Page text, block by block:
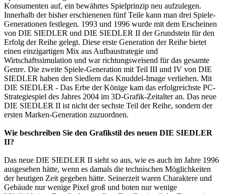
Konsumenten auf, ein bewährtes Spielprinzip neu aufzulegen.
Innerhalb der bisher erschienenen fünf Teile kann man drei Spiele-
Generationen festlegen. 1993 und 1996 wurde mit dem Erscheinen
von DIE SIEDLER und DIE SIEDLER II der Grundstein für den
Erfolg der Reihe gelegt. Diese erste Generation der Reihe bietet
einen einzigartigen Mix aus Aufbaustrategie und
Wirtschaftssimulation und war richtungsweisend für das gesamte
Genre. Die zweite Spiele-Generation mit Teil III und IV von DIE
SIEDLER haben den Siedlern das Knuddel-Image verliehen. Mit
DIE SIEDLER - Das Erbe der Könige kam das erfolgreichste PC-
Strategiespiel des Jahres 2004 im 3D-Grafik-Zeitalter an. Das neue
DIE SIEDLER II ist nicht der sechste Teil der Reihe, sondern der
ersten Marken-Generation zuzuordnen.
Wie beschreiben Sie den Grafikstil des neuen DIE SIEDLER
II?
Das neue DIE SIEDLER II sieht so aus, wie es auch im Jahre 1996
ausgesehen hätte, wenn es damals die technischen Möglichkeiten
der heutigen Zeit gegeben hätte. Seinerzeit waren Charaktere und
Gebäude nur wenige Pixel groß und boten nur wenige